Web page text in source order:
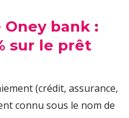
bank :
sur le prêt
(crédit, assurance,
connu sous le nom de